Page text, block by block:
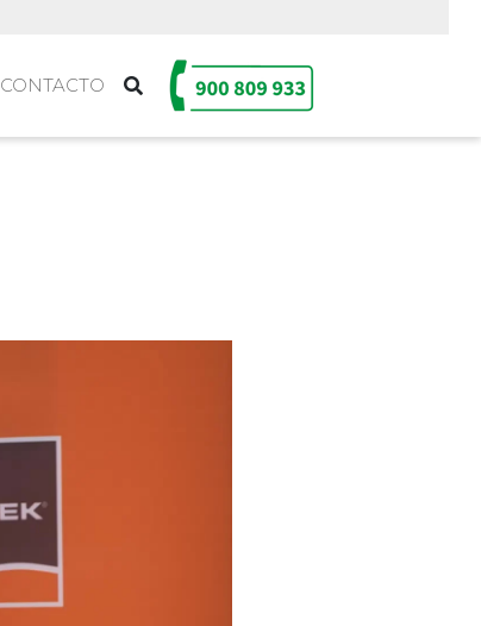
CONTACTO